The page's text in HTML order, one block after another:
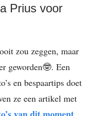
Prius voor
zou zeggen, maar
geworden🤓. Een
en bespaartips doet
ze een artikel met